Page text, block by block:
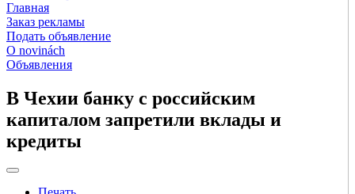
Главная
Заказ рекламы
Подать объявление
O novinách
Объявления
В Чехии банку с российским
капиталом запретили вклады и
кредиты